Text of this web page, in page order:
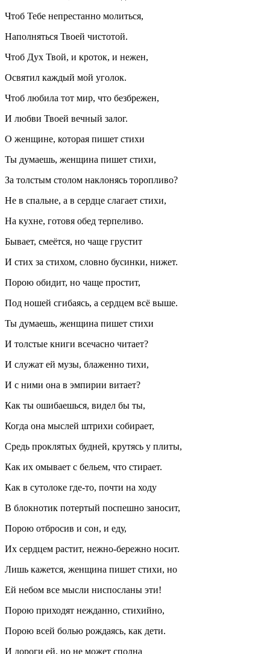
Чтоб Тебе непрестанно молиться,
Наполняться Твоей чистотой.
Чтоб Дух Твой, и кроток, и нежен,
Освятил каждый мой уголок.
Чтоб любила тот мир, что безбрежен,
И любви Твоей вечный залог.
О женщине, которая пишет стихи
Ты думаешь, женщина пишет стихи,
За толстым столом наклонясь торопливо?
Не в спальне, а в сердце слагает стихи,
На кухне, готовя обед терпеливо.
Бывает, смеётся, но чаще грустит
И стих за стихом, словно бусинки, нижет.
Порою обидит, но чаще простит,
Под ношей сгибаясь, а сердцем всё выше.
Ты думаешь, женщина пишет стихи
И толстые книги всечасно читает?
И служат ей музы, блаженно тихи,
И с ними она в эмпирии витает?
Как ты ошибаешься, видел бы ты,
Когда она мыслей штрихи собирает,
Средь проклятых будней, крутясь у плиты,
Как их омывает с бельем, что стирает.
Как в сутолоке где-то, почти на ходу
В блокнотик потертый поспешно заносит,
Порою отбросив и сон, и еду,
Их сердцем растит, нежно-бережно носит.
Лишь кажется, женщина пишет стихи, но
Ей небом все мысли ниспосланы эти!
Порою приходят нежданно, стихийно,
Порою всей болью рождаясь, как дети.
И дороги ей, но не может сполна